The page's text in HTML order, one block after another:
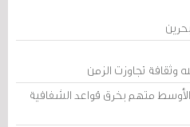
وثقافة تجاوزت الزمن
متهم بخرق قواعد الشفافية